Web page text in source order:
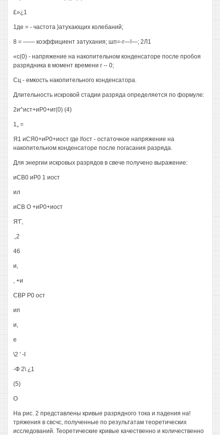
£»¿1
1де = - частота }атухающих колебаний;
8 = —— коэффициент затухания; шп=-г—!—; 2Л1
«с(0) - напряжение на накопительном конденсаторе после пробоя
разрядника в момент времени г -- 0;
Сц - емкость накопительного конденсатора.
Длительность искровой стадии разряда определяется по формуле:
2и^ист+иР0+иг(0) (4)
1„ =
Я1 иСЯ0+иР0+иост где I!ост - остаточное напряжение на
накопительном конденсаторе после погасания разряда.
Для энергии искровых разрядов в свече получено выражение:
иСВ0 иР0 1 иост
ил
иСВ О +иР0+иост
Я'Г,
.,2
46
и,
, +и
СВР Р0 ост
ип
и,
е
\2 ' -I
-Ф 2\ ¿1
(5)
О
На рис. 2 представлены кривые разрядного тока и падения на!
тряжения в свсчс, полученные по результатам теоретических
исследований. Теоретические кривые качественно и количественно